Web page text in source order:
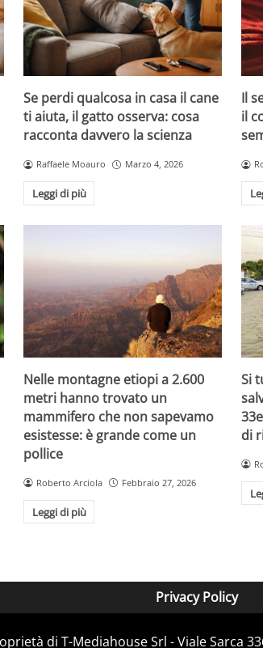
Se perdi qualcosa in casa il cane
ti aiuta, il gatto osserva: cosa
racconta davvero la scienza
Raffaele Moauro Marzo 4, 2026
Leggi di più
Il
il
Nelle montagne etiopi a 2.600
metri hanno trovato un
mammifero che non sapevamo
esistesse: è grande come un
pollice
Roberto Arciola Febbraio 27, 2026
Leggi di più
Si
di
Privacy Policy
di T-Mediahouse Srl - Viale Sarca